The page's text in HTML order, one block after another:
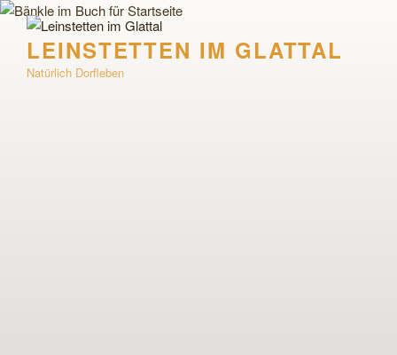
Zum
Inhalt
springenLEINSTETTEN IM GLATTAL
Natürlich Dorfleben